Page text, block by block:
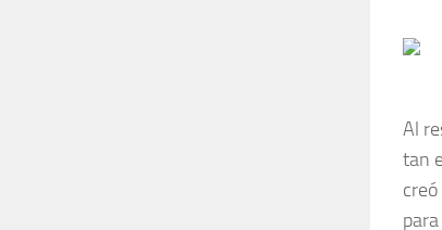
Al
tan